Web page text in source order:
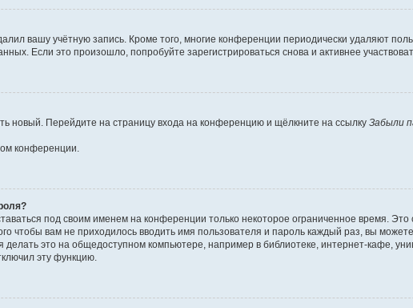
вашу учётную запись. Кроме того, многие конференции периодически удаляют
Если это произошло, попробуйте зарегистрироваться снова и активнее
новый. Перейдите на страницу входа на конференцию и щёлкните на ссылкуЗабыли
конференции.
под своим именем на конференции только некоторое ограниченное время. Это
чтобы вам не приходилось вводить имя пользователя и пароль каждый раз, вы
это на общедоступном компьютере, например в библиотеке, интернет-кафе,
эту функцию.